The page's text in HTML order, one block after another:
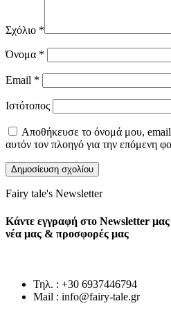
Σχόλιο *
Όνομα *
Email *
Ιστότοπος
Αποθήκευσε το όνομά μου,
αυτόν τον πλοηγό για την επόμενη
Fairy tale's Newsletter
Κάντε εγγραφή στο Newsletter μας
νέα μας & προσφορές μας
Τηλ. : +30 6937446794
Mail : info@fairy-tale.gr